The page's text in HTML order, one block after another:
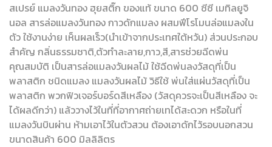
สเปรย์ แมลงวันทอง ฮุยสติ๊ก ของแท้ ขนาด 600 ซีซี เมทิลยูจิ
นอล สารล่อแมลงวันทอง กาวดักแมลง ผสมฟีโรโมนล่อแมลงใน
ตัว ใช้งานง่าย เห็นผลเร็ว(นำเข้าจากประเทศใต้หวัน) ส่วนประกอบ
สำคัญ กลิ่นธรรมชาติ,ตัวทำละลาย,กาว,สี,สารช่วยฉีดพ่น
คุณสมบัติ เป็นสารล่อแมลงวันผลไม้ ใช้ฉีดพ่นลงวัสดุที่เป็น
พลาสติก ชนิดแมลง แมลงวันผลไม้ วิธีใช้ พ่นใส่แผ่นวัสดุที่เป็น
พลาสติก พวกฟิวเจอร์บอร์ดสีเหลือง (วัสดุควรจะเป็นสีเหลือง จะ
ได้ผลดีกว่า) แล้ววางไว้ในที่ที่อากาศถ่ายเทได้สะดวก หรือในที่
แมลงวันบินผ่าน ห้ามเอาไว้ในตัวสวน ต้องเอาดักไว้รอบนอกสวน
ขนาดสินค้า 600 มิลลิลิตร